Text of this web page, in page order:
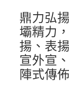
鼎力弘
壩精力
揚、表
宣外宣
陣式傳